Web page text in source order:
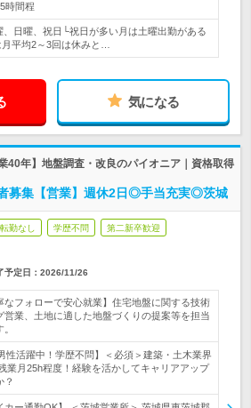
時間程
日曜、祝日└祝日が多い月は土曜出勤がある
平均2～3回は休みと…
気になる
40年】地盤調査・改良のパイオニア｜資格取得
募集【営業】週休2日◎手当充実◎茨城
転勤なし 学歴不問 第二新卒歓迎
予定日： 2026/11/26
なフォローで安心就業】住宅地盤に関する技術
営業、土地に適した地盤づくりの提案等を担当
性活躍中！学歴不問】＜必須＞建築・土木業界
業月25h程度！経験を活かしてキャリアアップ
？